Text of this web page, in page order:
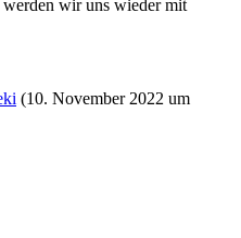
wir uns wieder mit
(10. November 2022 um